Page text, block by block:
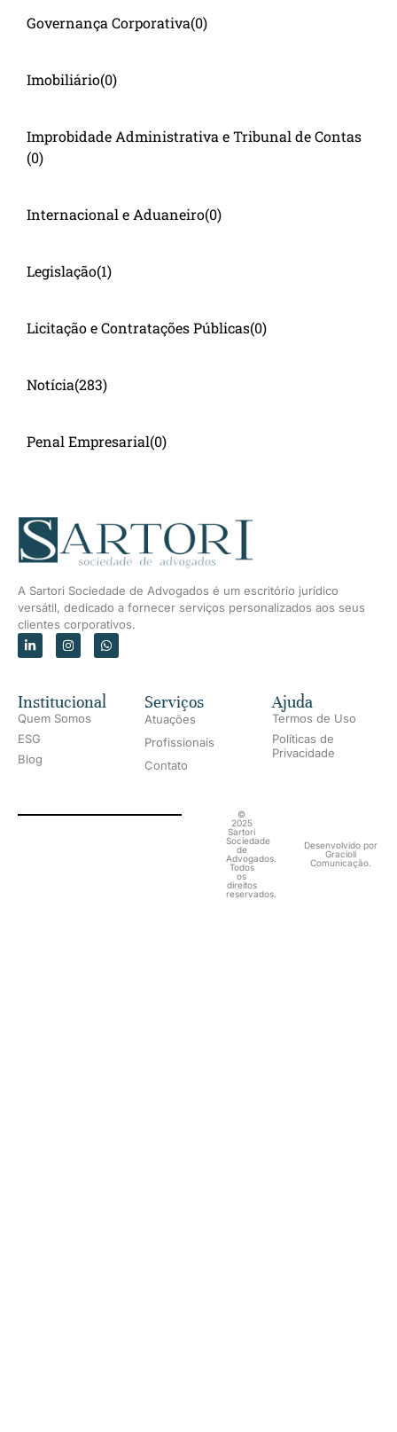
Governança Corporativa(0)
Imobiliário(0)
Improbidade Administrativa e Tribunal de Contas
(0)
Internacional e Aduaneiro(0)
Legislação(1)
Licitação e Contratações Públicas(0)
Notícia(283)
Penal Empresarial(0)
A Sartori Sociedade de Advogados é um escritório jurídico
versátil, dedicado a fornecer serviços personalizados aos seus
clientes corporativos.
Institucional
Quem Somos
ESG
Blog
Serviços
Atuações
Profissionais
Contato
Ajuda
Termos de Uso
Políticas de
Privacidade
©
2025
Sartori
Sociedade
de
Advogados.
Todos
os
direitos
reservados.
Desenvolvido por
Gracioli
Comunicação.